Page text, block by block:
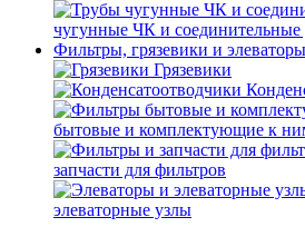
чугунные ЧК и соединительные
Фильтры, грязевики и элеваторы
Грязевики
бытовые и комплектующие к
запчасти для фильтров
элеваторные узлы